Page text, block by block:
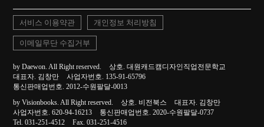
서비스 이용약관 개인정보 처리방침
이메일무단 수집거부
by Daewon. All Right reserved.
상호. 대원캐드캠디자인직업전문학교
대표자. 김창만
사업자번호. 135-91-65796
통신판매업번호. 2012-수원팔달-0013
by Visionbooks. All Right reserved. 상호. 비전북스
대표자. 김창만
사업자번호. 620-94-16213
통신판매업번호. 2020-수원팔달-0737
Tel. 031-251-4512
Fax. 031-251-4516